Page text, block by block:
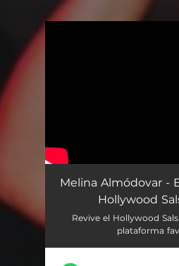
Melina Almódovar -
Hollywood
Revive el Hollywood
plataforma